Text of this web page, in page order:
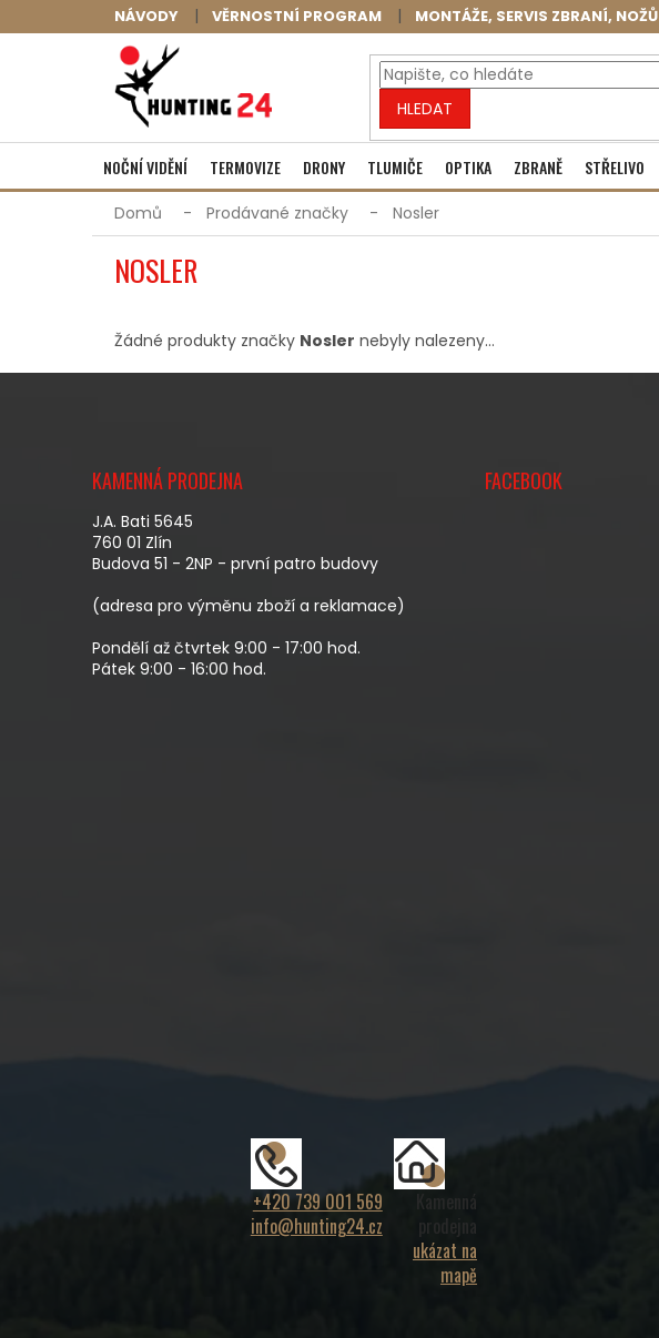
na
NÁVODY VĚRNOSTNÍ PROGRAM MONTÁŽE, SERVIS ZBRANÍ, NOŽŮ
HLEDAT
NOČNÍ VIDĚNÍ TERMOVIZE DRONY TLUMIČE OPTIKA ZBRANĚ STŘELIVO
Domů Prodávané značky Nosler
NOSLER
Žádné produkty značky Nosler nebyly nalezeny...
KAMENNÁ PRODEJNA
J.A. Bati 5645
760 01 Zlín
Budova 51 - 2NP - první patro budovy
(adresa pro výměnu zboží a reklamace)
Pondělí až čtvrtek 9:00 - 17:00 hod.
Pátek 9:00 - 16:00 hod.
FACEBOOK
+420 739 001 569
info@hunting24.cz
Kamenná
prodejna
ukázat na
mapě